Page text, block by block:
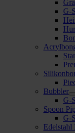
G-
Bubbler
G-
Spoon
G-
Edelstahl